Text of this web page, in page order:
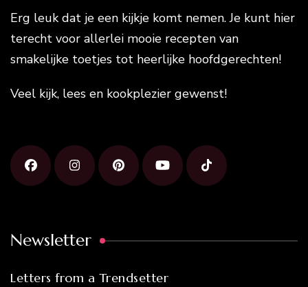
Erg leuk dat je een kijkje komt nemen. Je kunt hier
terecht voor allerlei mooie recepten van
smakelijke toetjes tot heerlijke hoofdgerechten!
Veel kijk, lees en kookplezier gewenst!
Newsletter
Letters from a Trendsetter